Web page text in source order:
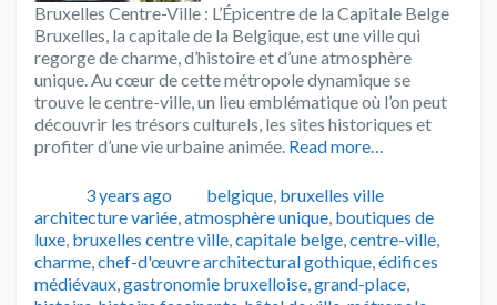
Bruxelles Centre-Ville : L’Épicentre de la Capitale Belge
Bruxelles, la capitale de la Belgique, est une ville qui
regorge de charme, d’histoire et d’une atmosphère
unique. Au cœur de cette métropole dynamique se
trouve le centre-ville, un lieu emblématique où l’on peut
découvrir les trésors culturels, les sites historiques et
profiter d’une vie urbaine animée. Read more…
Publié3 years ago Catégories
belgique, bruxelles ville
architecture variée,atmosphère unique, boutiques de
luxe, bruxelles centre ville,capitale belge,centre-ville,
charme,chef-d'œuvre architectural gothique,édifices
médiévaux,gastronomie bruxelloise,grand-place,